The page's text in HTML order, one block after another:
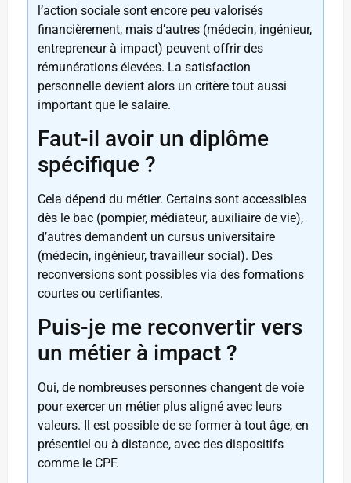
l’action sociale sont encore peu valorisés
financièrement, mais d’autres (médecin, ingénieur,
entrepreneur à impact) peuvent offrir des
rémunérations élevées. La satisfaction
personnelle devient alors un critère tout aussi
important que le salaire.
Faut-il avoir un diplôme
spécifique ?
Cela dépend du métier. Certains sont accessibles
dès le bac (pompier, médiateur, auxiliaire de vie),
d’autres demandent un cursus universitaire
(médecin, ingénieur, travailleur social). Des
reconversions sont possibles via des formations
courtes ou certifiantes.
Puis-je me reconvertir vers
un métier à impact ?
Oui, de nombreuses personnes changent de voie
pour exercer un métier plus aligné avec leurs
valeurs. Il est possible de se former à tout âge, en
présentiel ou à distance, avec des dispositifs
comme le CPF.